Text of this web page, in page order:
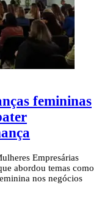
femininas
Empresárias
abordou temas como
nos negócios